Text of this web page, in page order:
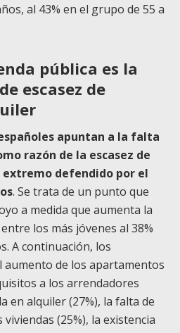
al 43% en el grupo de 55 a
pública es la
escasez de
apuntan a la falta
razón de la escasez de
defendido por el
. Se trata de un punto que
a medida que aumenta la
los más jóvenes al 38%
A continuación, los
aumento de los apartamentos
a los arrendadores
en alquiler (27%), la falta de
(25%), la existencia